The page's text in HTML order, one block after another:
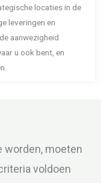
locaties in de
leveringen en
aanwezigheid
u ook bent, en
worden, moeten
voldoen